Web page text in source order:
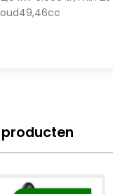
49,46cc